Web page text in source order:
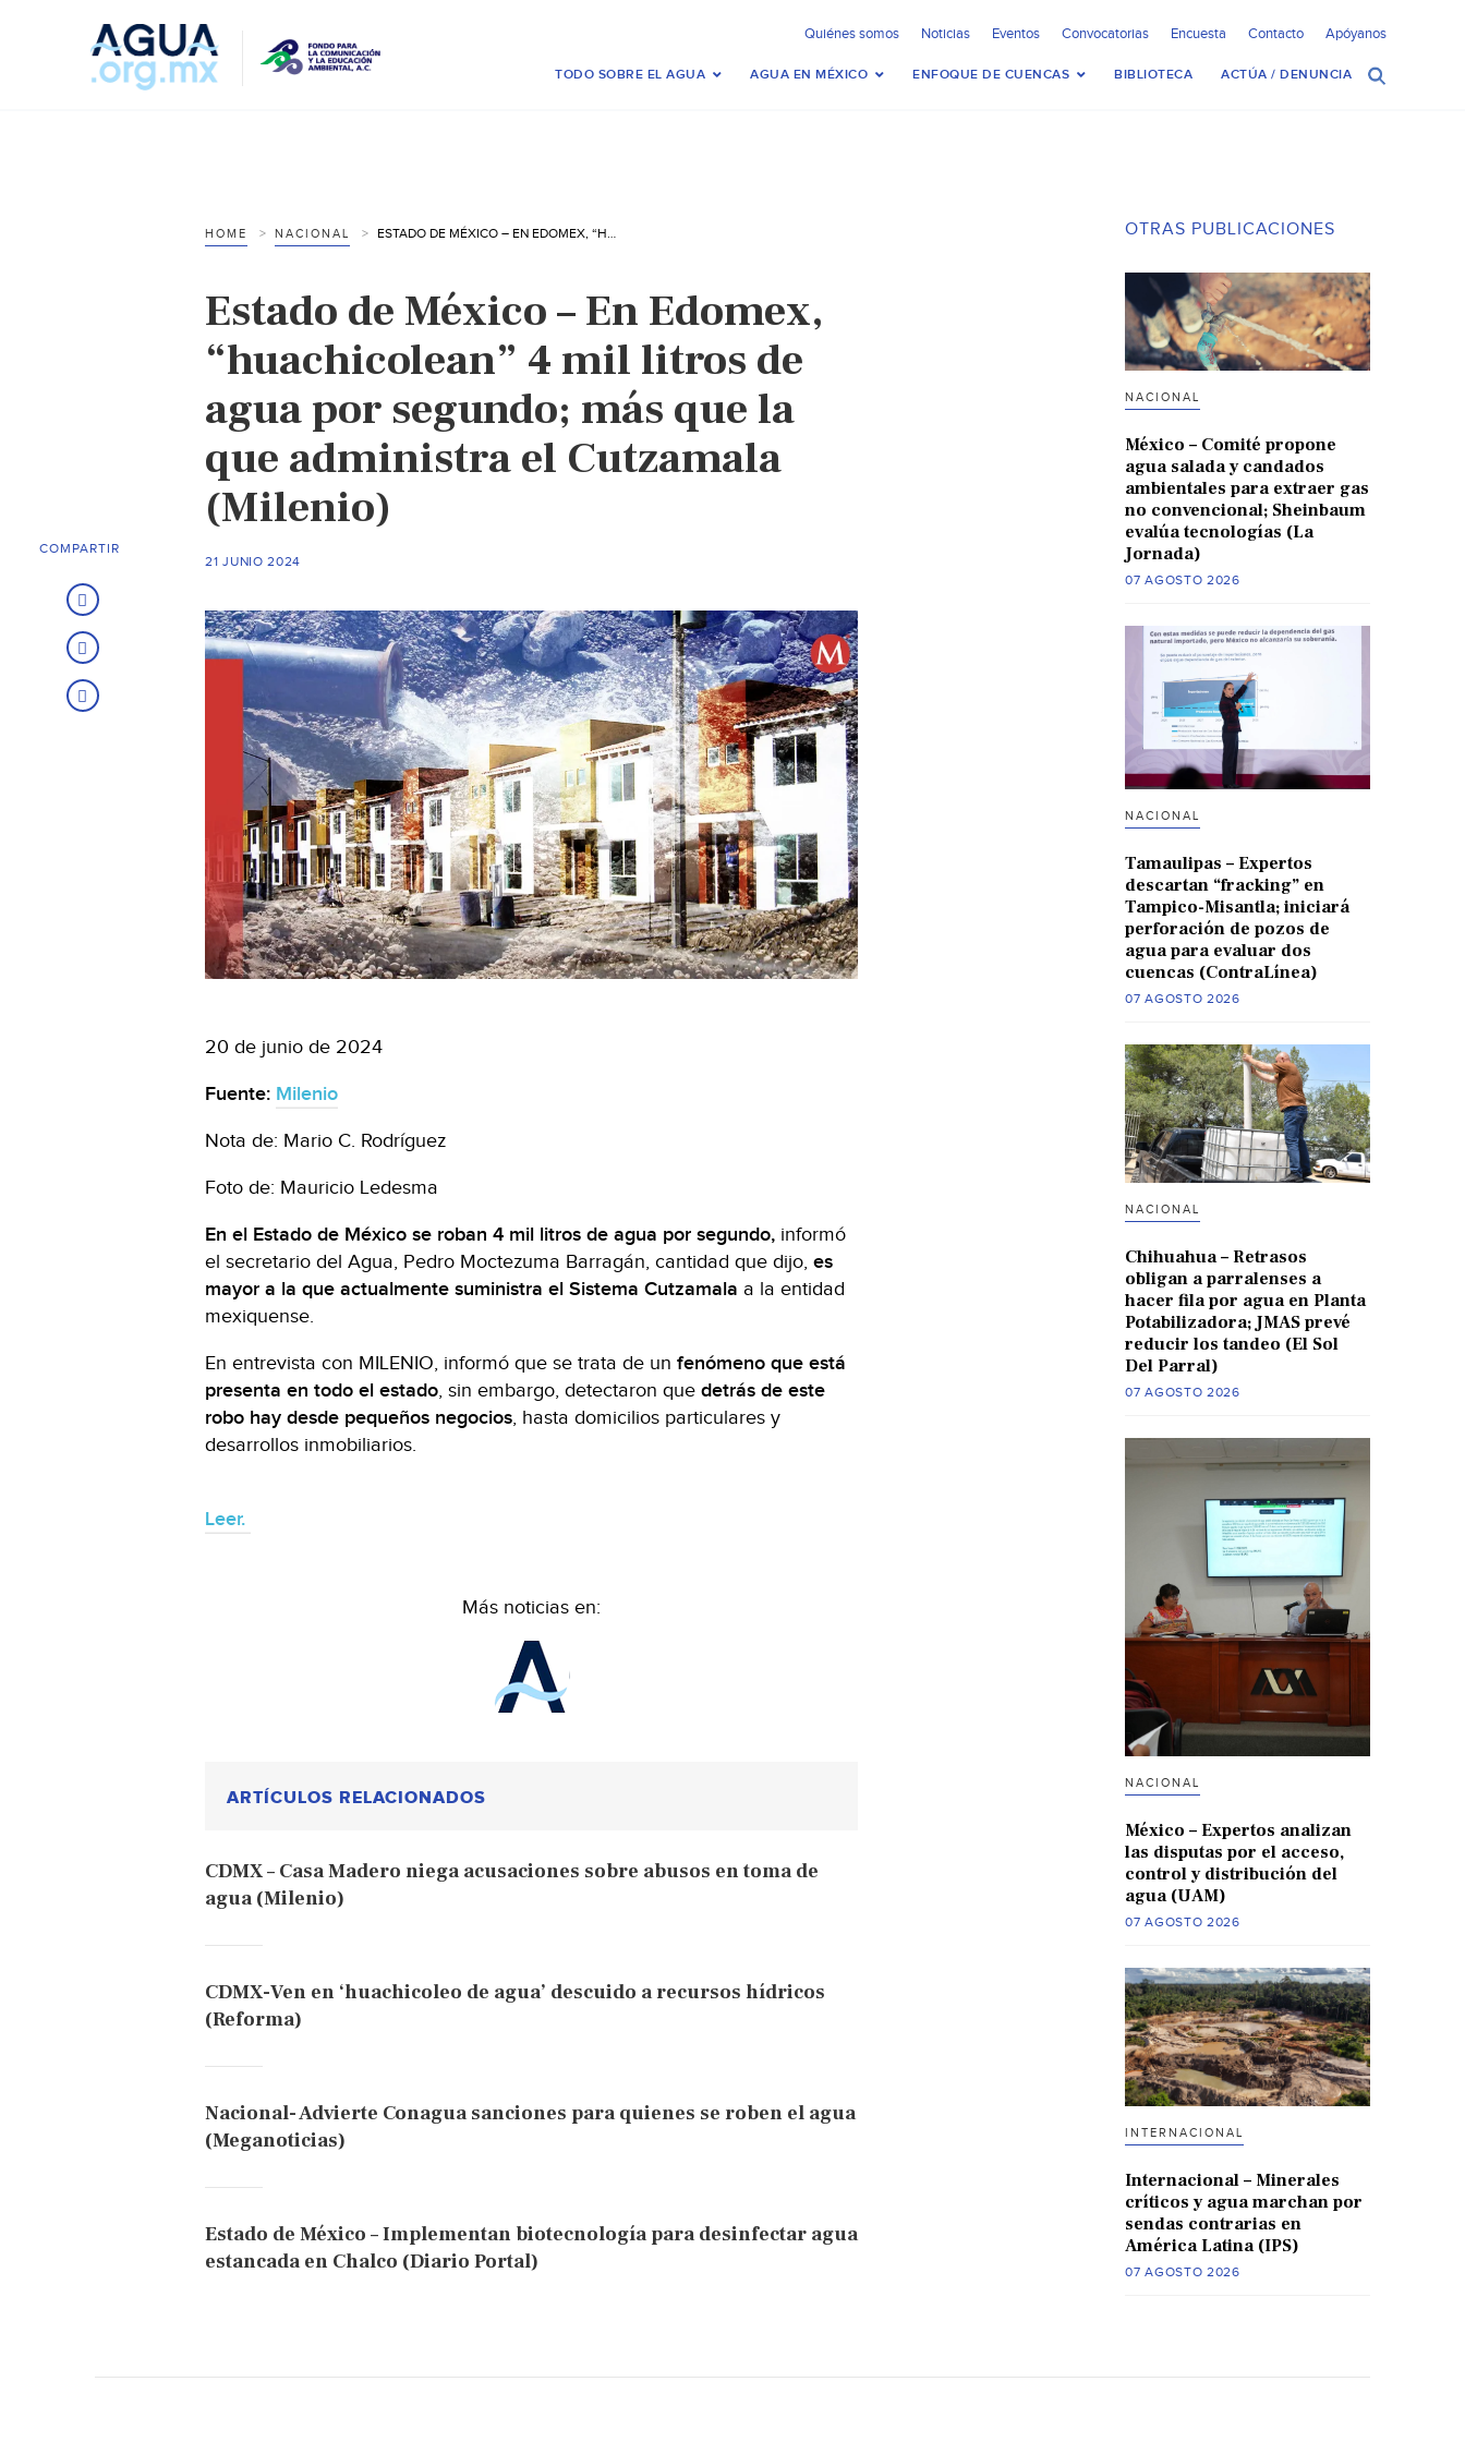
Quiénes somos Noticias Eventos Convocatorias Encuesta Contacto Apóyanos
TODO SOBRE EL AGUA AGUA EN MÉXICO ENFOQUE DE CUENCAS BIBLIOTECA ACTÚA / DENUNCIA
HOME NACIONAL ESTADO DE MÉXICO – EN EDOMEX, “HUACHICOLEAN” 4 MIL LITROS DE AGUA POR SEGUNDO; MÁS QUE LA QUE ADMINISTRA EL CUTZAMALA (MILENIO)
Estado de México – En Edomex,
“huachicolean” 4 mil litros de
agua por segundo; más que la
que administra el Cutzamala
(Milenio)
21 JUNIO 2024
20 de junio de 2024
Fuente: Milenio
Nota de: Mario C. Rodríguez
Foto de: Mauricio Ledesma
En el Estado de México se roban 4 mil litros de agua por segundo, informó
el secretario del Agua, Pedro Moctezuma Barragán, cantidad que dijo, es
mayor a la que actualmente suministra el Sistema Cutzamala a la entidad
mexiquense.
En entrevista con MILENIO, informó que se trata de un fenómeno que está
presenta en todo el estado, sin embargo, detectaron que detrás de este
robo hay desde pequeños negocios, hasta domicilios particulares y
desarrollos inmobiliarios.
Leer.
Más noticias en:
ARTÍCULOS RELACIONADOS
CDMX – Casa Madero niega acusaciones sobre abusos en toma de
agua (Milenio)
CDMX-Ven en ‘huachicoleo de agua’ descuido a recursos hídricos
(Reforma)
Nacional- Advierte Conagua sanciones para quienes se roben el agua
(Meganoticias)
Estado de México – Implementan biotecnología para desinfectar agua
estancada en Chalco (Diario Portal)
COMPARTIR
OTRAS PUBLICACIONES
NACIONAL
México – Comité propone
agua salada y candados
ambientales para extraer gas
no convencional; Sheinbaum
evalúa tecnologías (La
Jornada)
07 AGOSTO 2026
NACIONAL
Tamaulipas – Expertos
descartan “fracking” en
Tampico-Misantla; iniciará
perforación de pozos de
agua para evaluar dos
cuencas (ContraLínea)
07 AGOSTO 2026
NACIONAL
Chihuahua – Retrasos
obligan a parralenses a
hacer fila por agua en Planta
Potabilizadora; JMAS prevé
reducir los tandeo (El Sol
Del Parral)
07 AGOSTO 2026
NACIONAL
México – Expertos analizan
las disputas por el acceso,
control y distribución del
agua (UAM)
07 AGOSTO 2026
INTERNACIONAL
Internacional – Minerales
críticos y agua marchan por
sendas contrarias en
América Latina (IPS)
07 AGOSTO 2026